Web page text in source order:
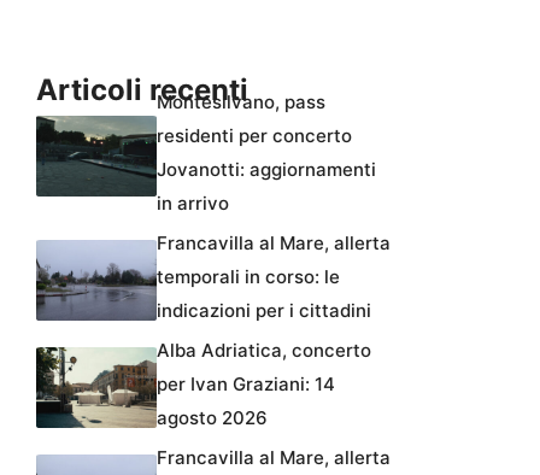
Articoli recenti
Montesilvano, pass
residenti per concerto
Jovanotti: aggiornamenti
in arrivo
Francavilla al Mare, allerta
temporali in corso: le
indicazioni per i cittadini
Alba Adriatica, concerto
per Ivan Graziani: 14
agosto 2026
Francavilla al Mare, allerta